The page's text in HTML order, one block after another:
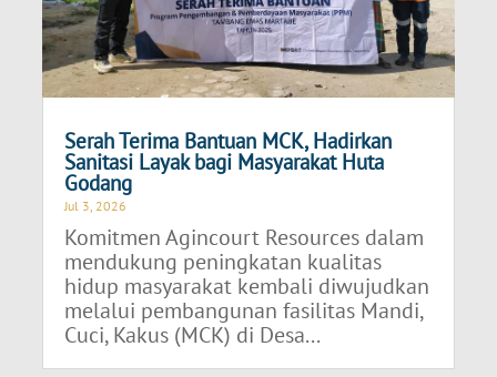
Serah Terima Bantuan MCK, Hadirkan
Sanitasi Layak bagi Masyarakat Huta
Godang
Jul 3, 2026
Komitmen Agincourt Resources dalam
mendukung peningkatan kualitas
hidup masyarakat kembali diwujudkan
melalui pembangunan fasilitas Mandi,
Cuci, Kakus (MCK) di Desa...